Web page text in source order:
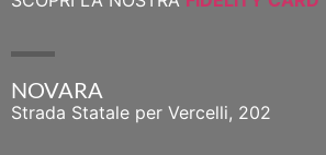
NOVARA
Strada Statale per Vercelli, 202